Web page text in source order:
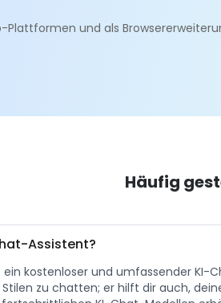
Plattformen und als
Häufig
Assistent?
ein kostenloser und umfassender
zu chatten; er hilft dir auch,